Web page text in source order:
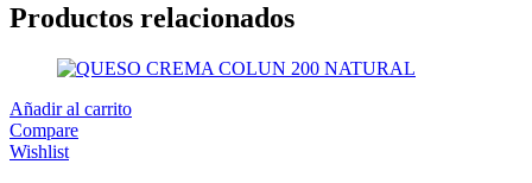
Productos relacionados
Añadir al carrito
Compare
Wishlist